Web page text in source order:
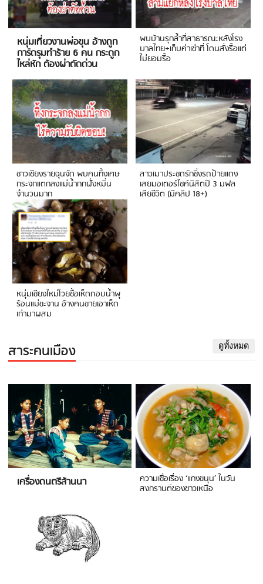
หนุ่มเที่ยวงานพ่อขุน อ้างถูก
การ์ดรุมทำร้าย 6 คน กระดูก
ไหล่หัก ต้องผ่าตัดด่วน
พบบ้านรุกล้ำที่สาธารณะหลังโรง
บาลไทย+เก็บค่าเช่าที่ โดนสั่งรื้อแต่
ไม่ยอมรื้อ
ชาวเชียงรายฉุนจัด พบคนทิ้งเศษ
กระจกแตกลงแม่น้ำกกฝั่งหมิ่น
จำนวนมาก
สาวเมาประชดรักซิ่งรถป้ายแดง
เสยมอเตอร์ไซค์นิสิตปี 3 มฟล
เสียชีวิต (มีคลิป 18+)
หนุ่มเชียงใหม่โวยซื้อเห็ดถอบน้ำพุ
ร้อนแม่ขะจาน อ้างคนขายเอาเห็ด
เก่ามาผสม
สาระคนเมือง ดูทั้งหมด
เครื่องดนตรีล้านนา ความเชื่อเรื่อง ‘แกงขนุน’ ในวัน
สงกรานต์ของชาวเหนือ